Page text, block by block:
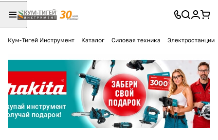
Кум-Тигей Инструмент Каталог Силовая техника Электростанции
Разбейте
оплатуна части
без переплат